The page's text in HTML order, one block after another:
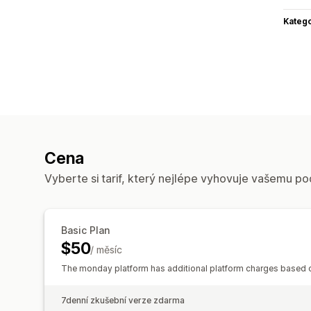
Cena
Vyberte si tarif, který nejlépe vyhovuje vašemu
Basic Plan
$50/ měsíc
The monday platform has additional platform charges based
7denní zkušební verze zdarma